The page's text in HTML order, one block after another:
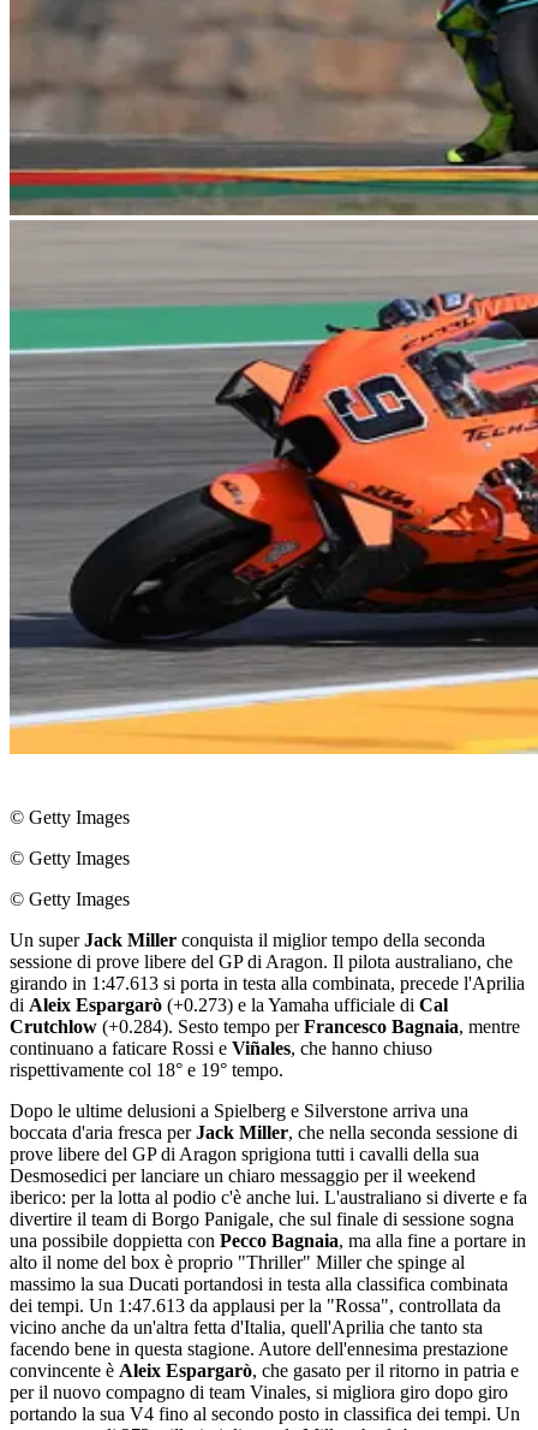
© Getty Images
© Getty Images
© Getty Images
Un superJack Miller conquista il miglior tempo della seconda
sessione di prove libere del GP di Aragon. Il pilota australiano, che
girando in 1:47.613 si porta in testa alla combinata, precede l'Aprilia
di Aleix Espargarò (+0.273) e la Yamaha ufficiale di Cal
Crutchlow (+0.284). Sesto tempo perFrancesco Bagnaia, mentre
continuano a faticare Rossi e Viñales, che hanno chiuso
rispettivamente col 18° e 19° tempo.
Dopo le ultime delusioni a Spielberg e Silverstone arriva una
boccata d'aria fresca perJack Miller, che nella seconda sessione di
prove libere del GP di Aragon sprigiona tutti i cavalli della sua
Desmosedici per lanciare un chiaro messaggio per il weekend
iberico: per la lotta al podio c'è anche lui. L'australiano si diverte e fa
divertire il team di Borgo Panigale, che sul finale di sessione sogna
una possibile doppietta con Pecco Bagnaia, ma alla fine a portare in
alto il nome del box è proprio "Thriller" Miller che spinge al
massimo la sua Ducati portandosi in testa alla classifica combinata
dei tempi. Un 1:47.613 da applausi per la "Rossa", controllata da
vicino anche da un'altra fetta d'Italia, quell'Aprilia che tanto sta
facendo bene in questa stagione. Autore dell'ennesima prestazione
convincente è Aleix Espargarò, che gasato per il ritorno in patria e
per il nuovo compagno di team Vinales, si migliora giro dopo giro
portando la sua V4 fino al secondo posto in classifica dei tempi. Un